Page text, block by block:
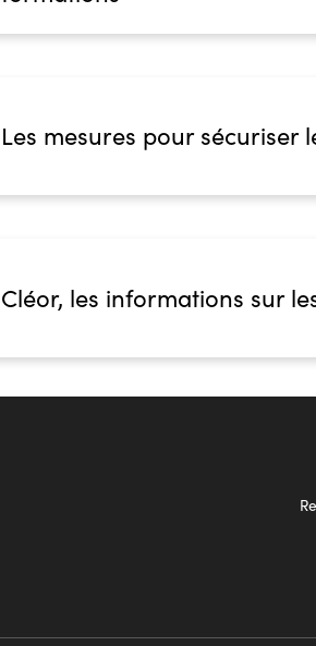
Les mesures pour sécuriser
Cléor, les informations sur